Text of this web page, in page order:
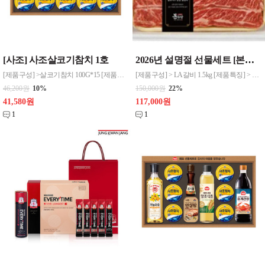
[사조] 사조살코기참치 1호
[제품구성] >살코기참치 100G*15 [제품규격] > 403*277*39mm [특성 및 용도] 살코기참치 : 담백하고 고소한 참치의 맛을 느낄 수 있습니다
46,200원 10%
41,580원
1
2026년 설명절 선물세트 [본우담] 명품 LA갈비 1.5kg 탑초이스 무료배송
[제품구성] > LA갈비 1.5kg [제품특징] > 초이스(Choice) 등급중 상위 10% 마블링 (“미국 USDA Choice 상위 등급, 탑초이스”)
150,000원 22%
117,000원
1